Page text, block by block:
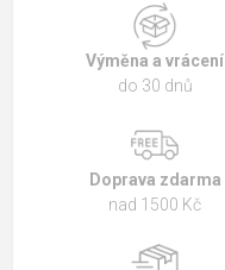
Výměna a vrácení
do 30 dnů
Doprava zdarma
nad 1500 Kč